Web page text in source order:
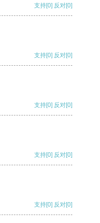
支持[0] 反对[0]
支持[0] 反对[0]
支持[0] 反对[0]
支持[0] 反对[0]
支持[0] 反对[0]